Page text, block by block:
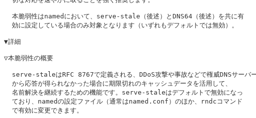
  本脆弱性はnamedにおいて、serve-stale（後述）とDNS64（後述）を共に有
  効に設定している場合のみ対象となります（いずれもデフォルトでは無効）。
▼詳細
▽本脆弱性の概要
serve-staleはRFC 8767で定義される、DDoS攻撃や事故などで権威DNSサーバ
  から応答が得られなかった場合に期限切れのキャッシュデータを活用して、
  名前解決を継続するための機能です。serve-staleはデフォルトで無効になっ
  ており、namedの設定ファイル（通常はnamed.conf）のほか、rndcコマンド
  で有効に変更できます。